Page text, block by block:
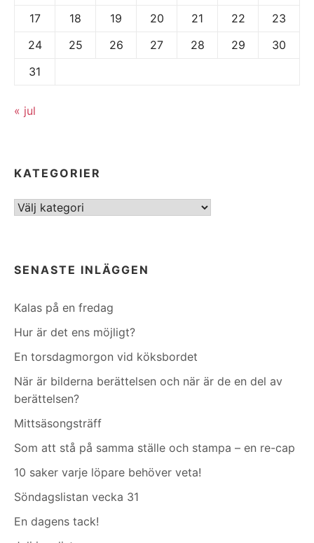
17
18 19 20 21 22
23
24
25 26 27 28 29
30
31
« jul
KATEGORIER
Kategorier
SENASTE INLÄGGEN
Kalas på en fredag
Hur är det ens möjligt?
En torsdagmorgon vid köksbordet
När är bilderna berättelsen och när är de en del av
berättelsen?
Mittsäsongsträff
Som att stå på samma ställe och stampa – en re-cap
10 saker varje löpare behöver veta!
Söndagslistan vecka 31
En dagens tack!